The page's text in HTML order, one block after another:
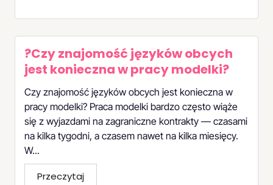
?Czy znajomość języków obcych
jest konieczna w pracy modelki?
Czy znajomość języków obcych jest konieczna w
pracy modelki? Praca modelki bardzo często wiąże
się z wyjazdami na zagraniczne kontrakty — czasami
na kilka tygodni, a czasem nawet na kilka miesięcy.
W...
Przeczytaj